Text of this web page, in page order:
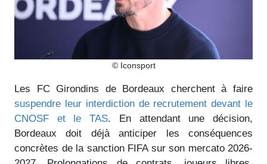
© Iconsport
Les FC Girondins de Bordeaux cherchent à faire
suspendre leur interdiction de recrutement devant le
CNOSF et le TAS. En attendant une décision,
Bordeaux doit déjà anticiper les conséquences
concrètes de la sanction FIFA sur son mercato 2026-